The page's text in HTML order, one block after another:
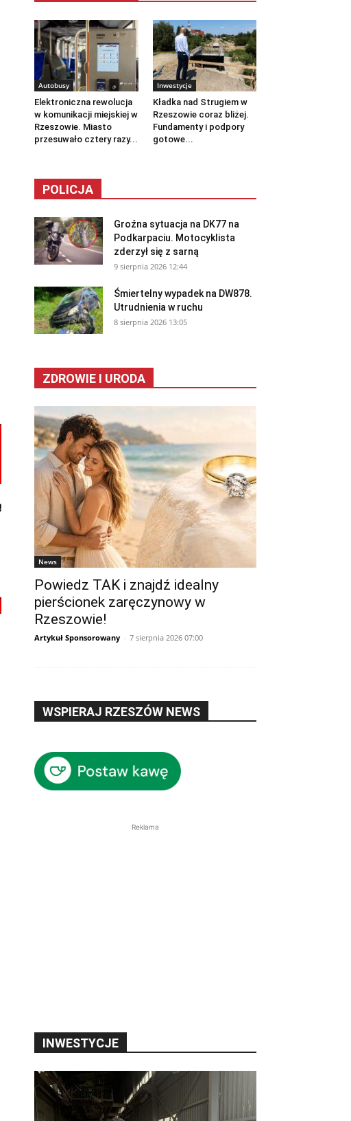
Autobusy
Elektroniczna rewolucja
w komunikacji miejskiej w
Rzeszowie. Miasto
przesuwało cztery razy...
Inwestycje
Kładka nad Strugiem w
Rzeszowie coraz bliżej.
Fundamenty i podpory
gotowe...
POLICJA
Groźna sytuacja na DK77 na
Podkarpaciu. Motocyklista
zderzył się z sarną
9 sierpnia 2026 12:44
Śmiertelny wypadek na DW878.
Utrudnienia w ruchu
8 sierpnia 2026 13:05
ZDROWIE I URODA
News
Powiedz TAK i znajdź idealny
pierścionek zaręczynowy w
Rzeszowie!
Artykuł Sponsorowany - 7 sierpnia 2026 07:00
WSPIERAJ RZESZÓW NEWS
Reklama
INWESTYCJE